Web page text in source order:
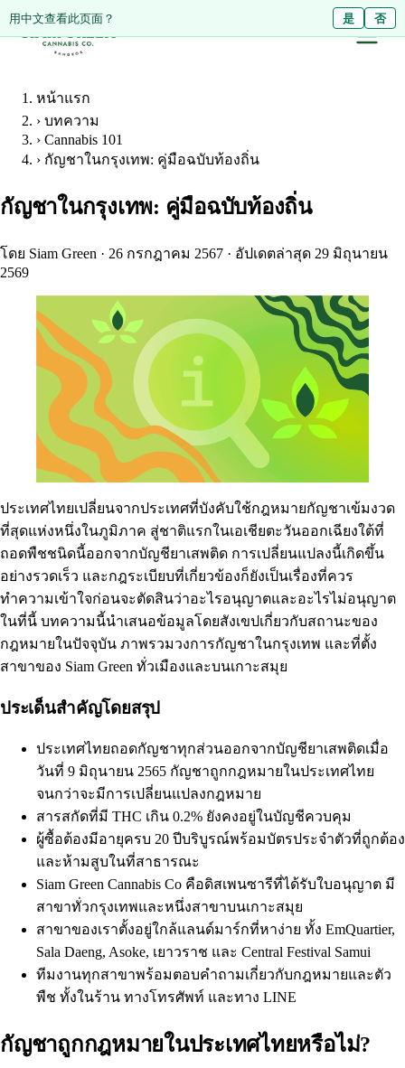
Diese Seite auf Deutsch ansehen? Nein
用中文查看此页面？ 是 否
หน้าแรก
› บทความ
› Cannabis 101
› กัญชาในกรุงเทพ: คู่มือฉบับท้องถิ่น
กัญชาในกรุงเทพ: คู่มือฉบับท้องถิ่น
โดย Siam Green · 26 กรกฎาคม 2567 · อัปเดตล่าสุด 29 มิถุนายน
2569
ประเทศไทยเปลี่ยนจากประเทศที่บังคับใช้กฎหมายกัญชาเข้มงวด
ที่สุดแห่งหนึ่งในภูมิภาค สู่ชาติแรกในเอเชียตะวันออกเฉียงใต้ที่
ถอดพืชชนิดนี้ออกจากบัญชียาเสพติด การเปลี่ยนแปลงนี้เกิดขึ้น
อย่างรวดเร็ว และกฎระเบียบที่เกี่ยวข้องก็ยังเป็นเรื่องที่ควร
ทำความเข้าใจก่อนจะตัดสินว่าอะไรอนุญาตและอะไรไม่อนุญาต
ในที่นี้ บทความนี้นำเสนอข้อมูลโดยสังเขปเกี่ยวกับสถานะของ
กฎหมายในปัจจุบัน ภาพรวมวงการกัญชาในกรุงเทพ และที่ตั้ง
สาขาของ Siam Green ทั่วเมืองและบนเกาะสมุย
ประเด็นสำคัญโดยสรุป
ประเทศไทยถอดกัญชาทุกส่วนออกจากบัญชียาเสพติดเมื่อ
วันที่ 9 มิถุนายน 2565 กัญชาถูกกฎหมายในประเทศไทย
จนกว่าจะมีการเปลี่ยนแปลงกฎหมาย
สารสกัดที่มี THC เกิน 0.2% ยังคงอยู่ในบัญชีควบคุม
ผู้ซื้อต้องมีอายุครบ 20 ปีบริบูรณ์พร้อมบัตรประจำตัวที่ถูกต้อง
และห้ามสูบในที่สาธารณะ
Siam Green Cannabis Co คือดิสเพนซารีที่ได้รับใบอนุญาต มี
สาขาทั่วกรุงเทพและหนึ่งสาขาบนเกาะสมุย
สาขาของเราตั้งอยู่ใกล้แลนด์มาร์กที่หาง่าย ทั้ง EmQuartier,
Sala Daeng, Asoke, เยาวราช และ Central Festival Samui
ทีมงานทุกสาขาพร้อมตอบคำถามเกี่ยวกับกฎหมายและตัว
พืช ทั้งในร้าน ทางโทรศัพท์ และทาง LINE
กัญชาถูกกฎหมายในประเทศไทยหรือไม่?